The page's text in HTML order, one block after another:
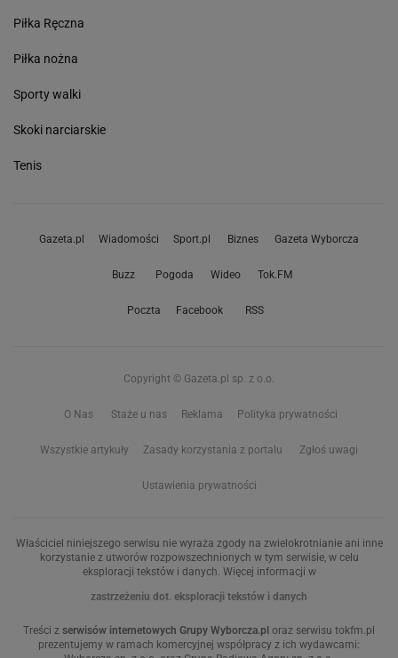
Piłka Ręczna
Piłka nożna
Sporty walki
Skoki narciarskie
Tenis
Gazeta.pl Wiadomości Sport.pl Biznes Gazeta Wyborcza
Buzz Pogoda Wideo Tok.FM
Poczta Facebook RSS
Copyright © Gazeta.pl sp. z o.o.
O Nas Staże u nas Reklama Polityka prywatności
Wszystkie artykuły Zasady korzystania z portalu Zgłoś uwagi
Ustawienia prywatności
Właściciel niniejszego serwisu nie wyraża zgody na zwielokrotnianie ani inne
korzystanie z utworów rozpowszechnionych w tym serwisie, w celu
eksploracji tekstów i danych. Więcej informacji w
zastrzeżeniu dot. eksploracji tekstów i danych
Treści z serwisów internetowych Grupy Wyborcza.pl oraz serwisu tokfm.pl
prezentujemy w ramach komercyjnej współpracy z ich wydawcami: